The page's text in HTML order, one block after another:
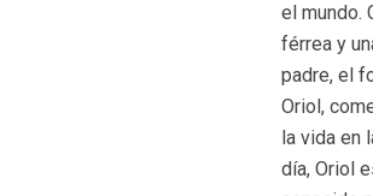
el mundo.
férrea y
padre, el
Oriol,
la vida en
día, Oriol